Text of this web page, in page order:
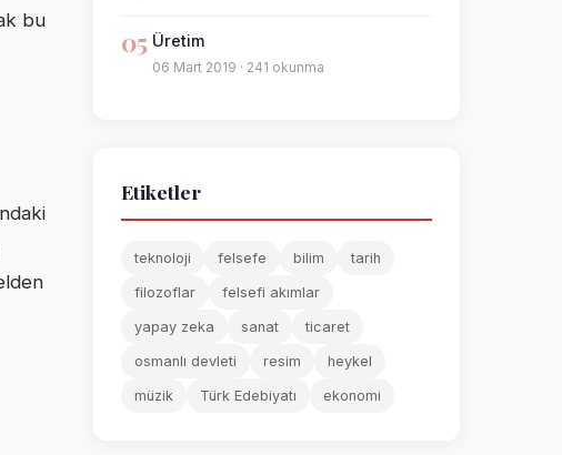
bu
05 Üretim
06 Mart 2019 · 241 okunma
Etiketler
teknoloji felsefe bilim tarih
filozoflar felsefi akımlar
yapay zeka sanat ticaret
osmanlı devleti resim heykel
müzik Türk Edebiyatı ekonomi